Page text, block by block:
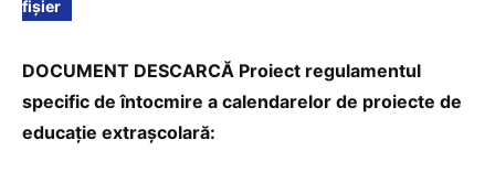
fișier
DOCUMENT DESCARCĂ Proiect regulamentul
specific de întocmire a calendarelor de proiecte de
educație extrașcolară: